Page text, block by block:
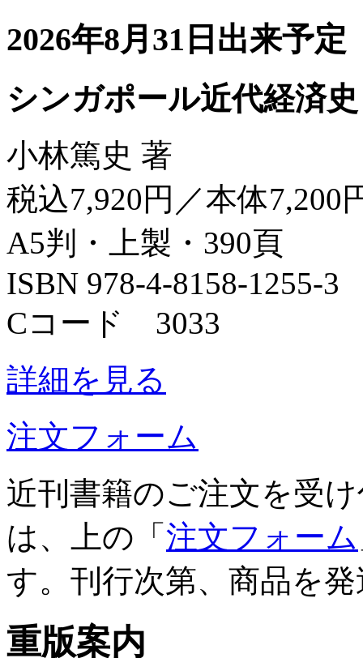
2026年8月31日出来予定
シンガポール近代経済史
小林篤史 著
税込7,920円／本体7,200
A5判・上製・390頁
ISBN 978-4-8158-1255-3
Cコード 3033
詳細を見る
注文フォーム
近刊書籍のご注文を受
は、上の「 注文フォーム
す。刊行次第、商品を
重版案内